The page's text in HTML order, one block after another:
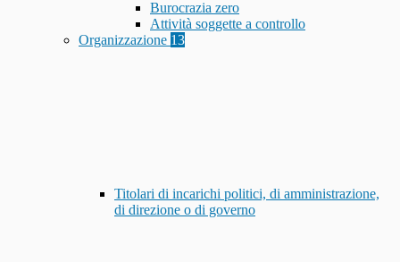
Burocrazia zero
Attività soggette a controllo
Organizzazione 13
Titolari di incarichi politici, di amministrazione,
di direzione o di governo